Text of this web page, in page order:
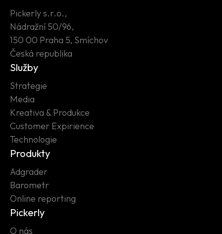
Pickerly s.r.o.,
Nádražní 50/96,
150 00 Praha 5, Smíchov
Česká republika
Služby
Strategie
Media
Kreativa & Produkce
Customer Expirience
Technologie
Produkty
Adgrader
Barometr
Online reporting
Pickerly
O nás